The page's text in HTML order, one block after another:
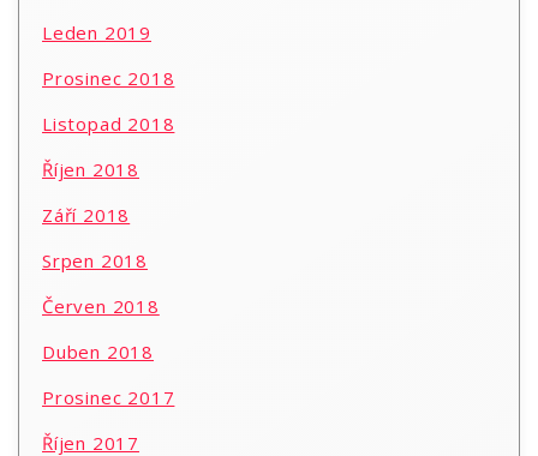
Leden 2019
Prosinec 2018
Listopad 2018
Říjen 2018
Září 2018
Srpen 2018
Červen 2018
Duben 2018
Prosinec 2017
Říjen 2017